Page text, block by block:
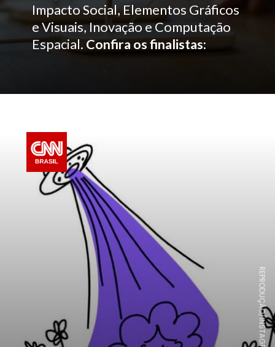
Impacto Social, Elementos Gráficos
e Visuais, Inovação e Computação
Espacial. Confira os finalistas: